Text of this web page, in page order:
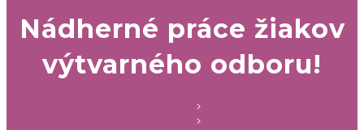
Nádherné práce žiakov
výtvarného odboru!
>
>